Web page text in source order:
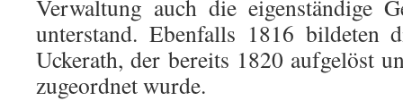
Verwaltung auch die eigenständige
unterstand. Ebenfalls 1816 bildeten
Uckerath, der bereits 1820 aufgelöst
zugeordnet wurde.